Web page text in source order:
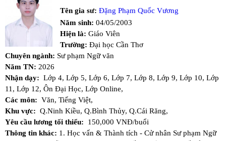
Tên gia sư: Đặng Phạm Quốc Vương
Năm sinh: 04/05/2003
Hiện là: Giáo Viên
Trường: Đại học Cần Thơ
Chuyên ngành: Sư phạm Ngữ văn
Năm TN: 2026
Nhận dạy: Lớp 4, Lớp 5, Lớp 6, Lớp 7, Lớp 8, Lớp 9, Lớp 10, Lớp
11, Lớp 12, Ôn Đại Học, Lớp Online,
Các môn: Văn, Tiếng Việt,
Khu vực: Q.Ninh Kiều, Q.Bình Thủy, Q.Cái Răng,
Yêu cầu lương tối thiểu:
150,000 VNĐ/buổi
Thông tin khác: 1. Học vấn & Thành tích - ​Cử nhân Sư phạm Ngữ